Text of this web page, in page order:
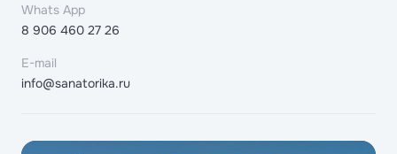
Whats App
8 906 460 27 26
E-mail
info@sanatorika.ru